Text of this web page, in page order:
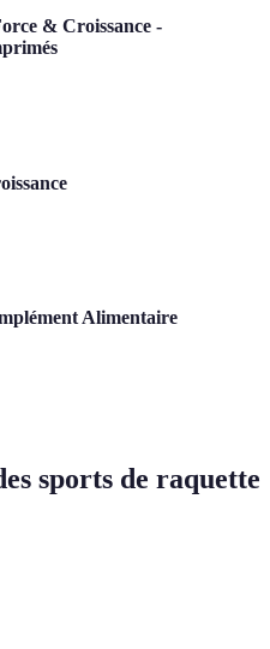
& Croissance -
Alimentaire
sports de raquette